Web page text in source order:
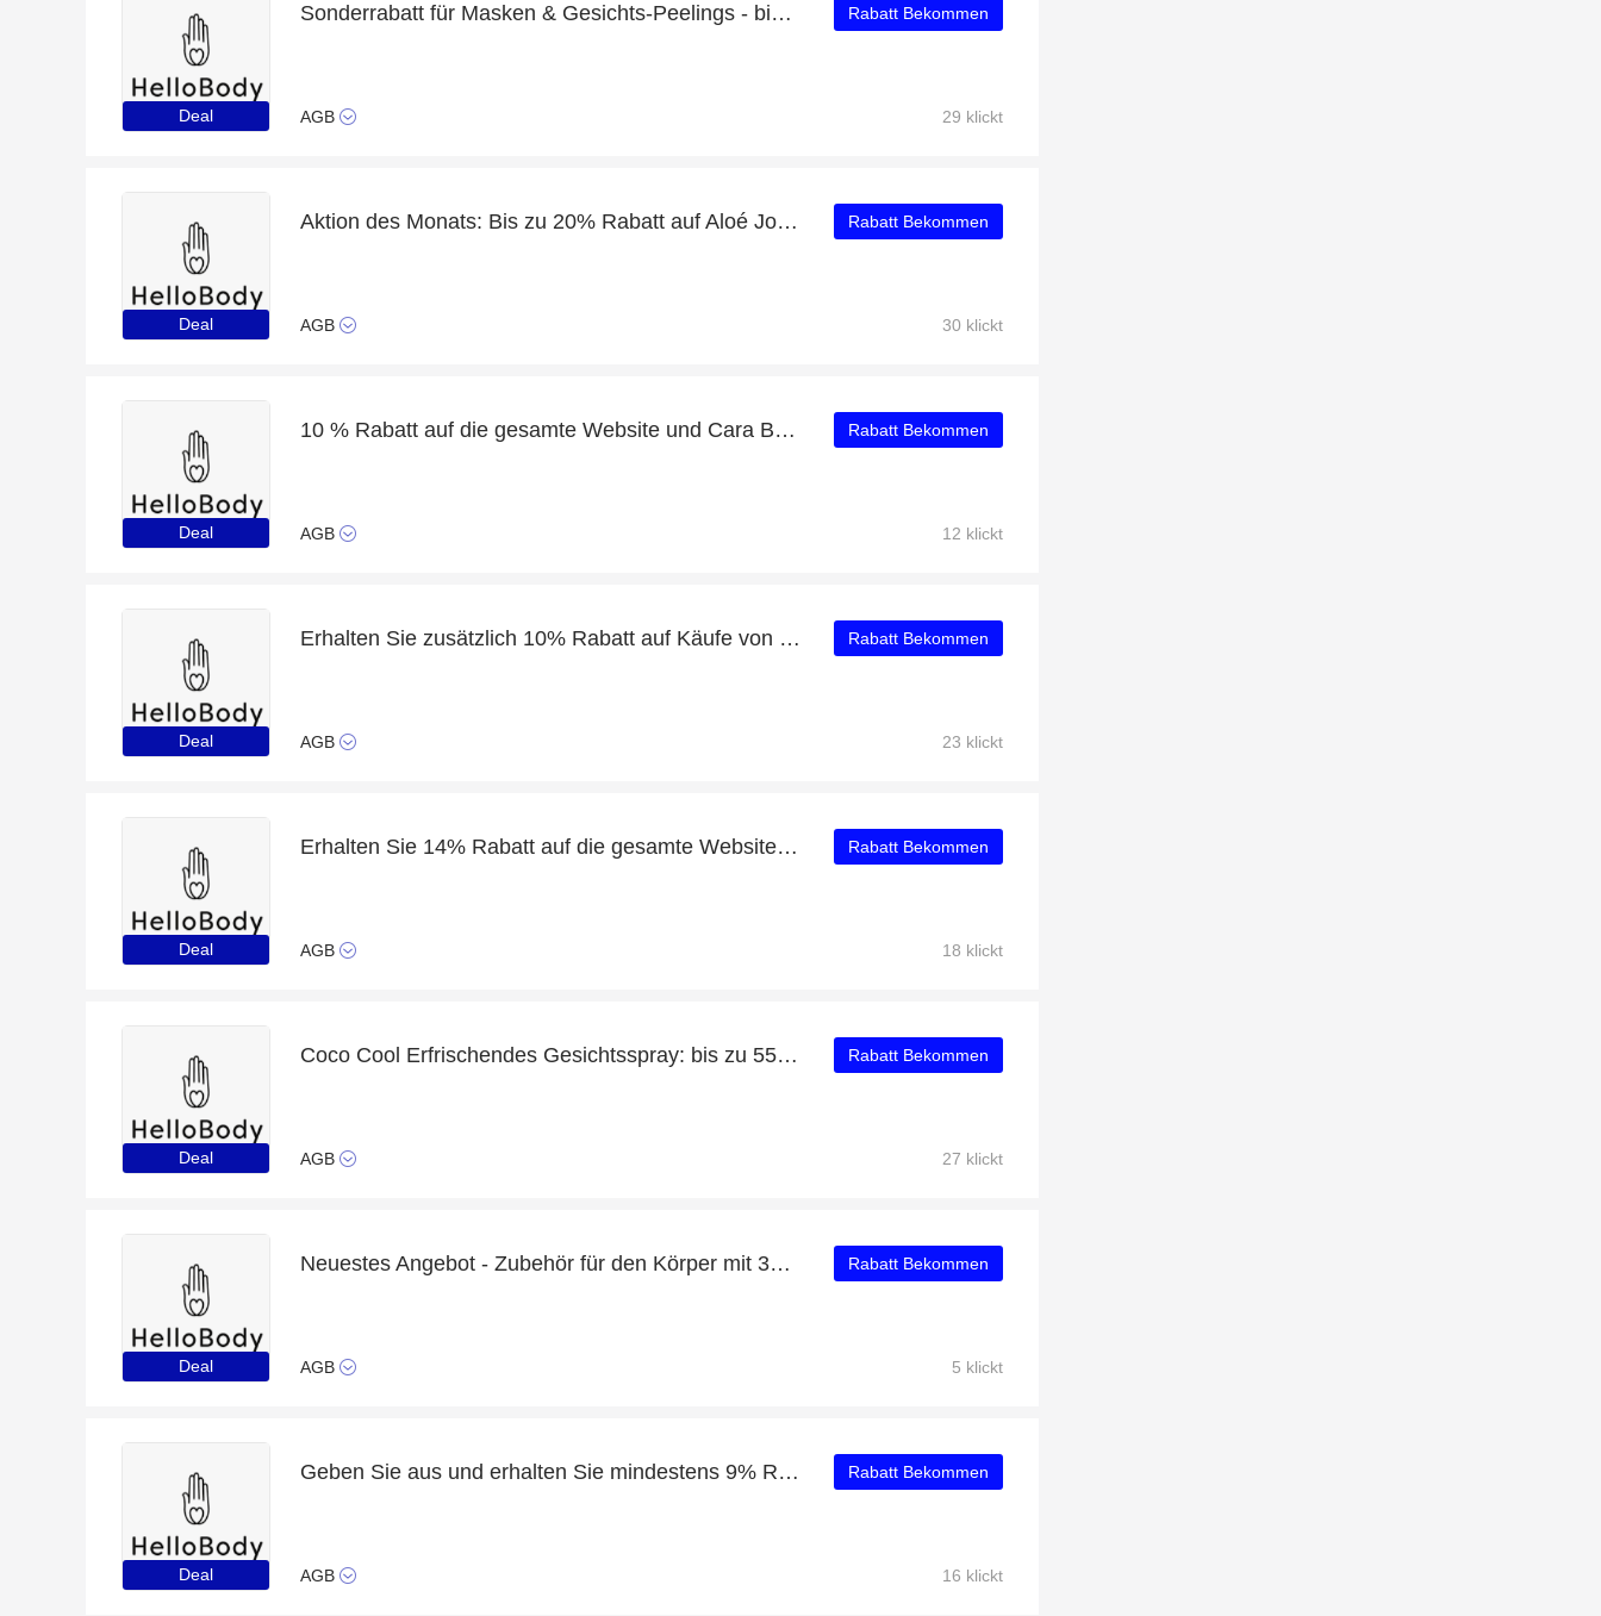
Deal
Sonderrabatt für Masken & Gesichts-Peelings - bis zu 50% Rabatt
AGB
Rabatt Bekommen
29 klickt
Deal
Aktion des Monats: Bis zu 20% Rabatt auf Aloé Joy Newlabel
AGB
Rabatt Bekommen
30 klickt
Deal
10 % Rabatt auf die gesamte Website und Cara Balm Aufbauende Nachtcreme mit 27% Rabatt
AGB
Rabatt Bekommen
12 klickt
Deal
Erhalten Sie zusätzlich 10% Rabatt auf Käufe von Körper-Öle & Feuchtigkeitspflege
AGB
Rabatt Bekommen
23 klickt
Deal
Erhalten Sie 14% Rabatt auf die gesamte Website | 10% Rabatt auf Seren & Feuchtigkeitspflege
AGB
Rabatt Bekommen
18 klickt
Deal
Coco Cool Erfrischendes Gesichtsspray: bis zu 55% Rabatt
AGB
Rabatt Bekommen
27 klickt
Deal
Neuestes Angebot - Zubehör für den Körper mit 30% Rabatt
AGB
Rabatt Bekommen
5 klickt
Deal
Geben Sie aus und erhalten Sie mindestens 9% Rabatt für Coco Pure Detox Gesichts Peeling
AGB
Rabatt Bekommen
16 klickt